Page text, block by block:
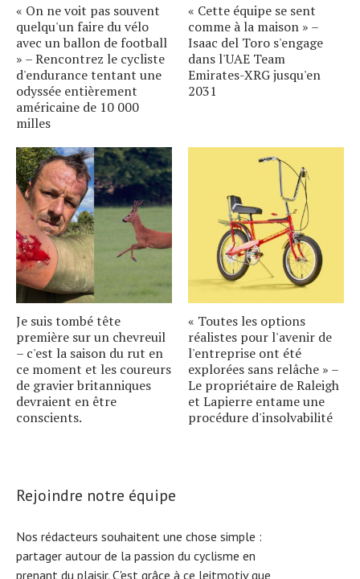
« On ne voit pas souvent
quelqu'un faire du vélo
avec un ballon de football
» – Rencontrez le cycliste
d'endurance tentant une
odyssée entièrement
américaine de 10 000
milles
« Cette équipe se sent
comme à la maison » –
Isaac del Toro s'engage
dans l'UAE Team
Emirates-XRG jusqu'en
2031
Je suis tombé tête
première sur un chevreuil
– c'est la saison du rut en
ce moment et les coureurs
de gravier britanniques
devraient en être
conscients.
« Toutes les options
réalistes pour l'avenir de
l'entreprise ont été
explorées sans relâche » –
Le propriétaire de Raleigh
et Lapierre entame une
procédure d'insolvabilité
Rejoindre notre équipe
Nos rédacteurs souhaitent une chose simple :
partager autour de la passion du cyclisme en
prenant du plaisir. C'est grâce à ce leitmotiv que